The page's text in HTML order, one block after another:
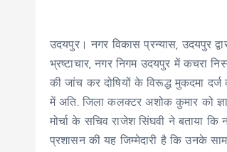
उदयपुर। नगर विकास प्रन्यास, उदयपुर
भ्रष्टाचार, नगर निगम उदयपुर में कचरा
की जांच कर दोषियों के विरूद्ध मुकदमा
में अति. जिला कलक्टर अशोक कुमार को
मोर्चा के सचिव राजेश सिंघवी ने बताया
प्रशासन की यह जिम्मेदारी है कि उनके